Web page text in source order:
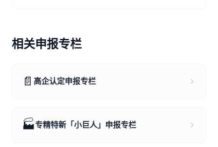
相关申报专栏
📄 高企认定申报专栏
🏭专精特新「小巨人」申报专栏